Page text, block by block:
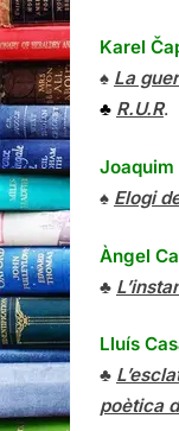
Karel
♠ La
♣ R.U.R.
Joaquim
♠ Elogi
Àngel
♣
Lluís
♣
poètica